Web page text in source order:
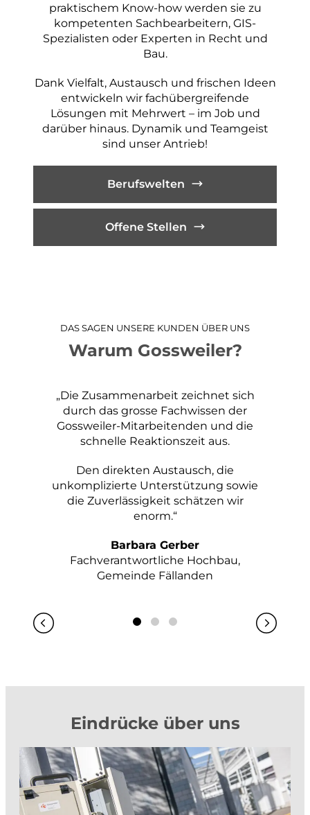
praktischem Know-how werden sie zu
kompetenten Sachbearbeitern, GIS-
Spezialisten oder Experten in Recht und
Bau.
Dank Vielfalt, Austausch und frischen Ideen
entwickeln wir fachübergreifende
Lösungen mit Mehrwert – im Job und
darüber hinaus. Dynamik und Teamgeist
sind unser Antrieb!
Berufswelten
Offene Stellen
DAS SAGEN UNSERE KUNDEN ÜBER UNS
Warum Gossweiler?
„Die Zusammenarbeit zeichnet sich
durch das grosse Fachwissen der
Gossweiler-Mitarbeitenden und die
schnelle Reaktionszeit aus.
Den direkten Austausch, die
unkomplizierte Unterstützung sowie
die Zuverlässigkeit schätzen wir
enorm.“
Barbara Gerber
Fachverantwortliche Hochbau,
Gemeinde Fällanden
Eindrücke über uns